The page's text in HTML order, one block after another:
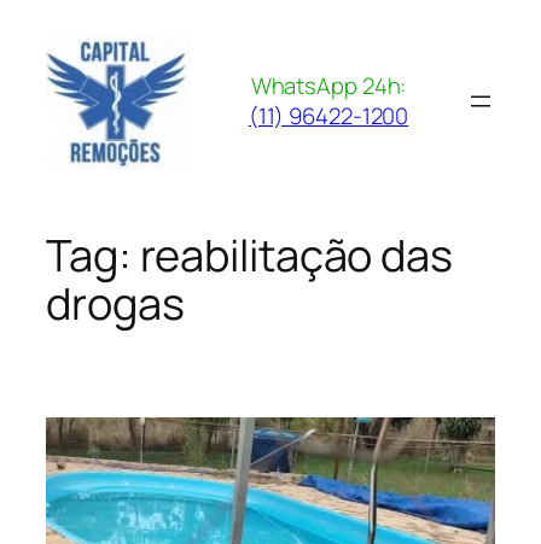
para
conteúdo
WhatsApp 24h:
(11) 96422-1200
Tag: reabilitação das
drogas